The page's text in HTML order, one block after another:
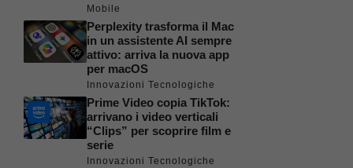
Mobile
Perplexity trasforma il Mac
in un assistente AI sempre
attivo: arriva la nuova app
per macOS
Innovazioni Tecnologiche
Prime Video copia TikTok:
arrivano i video verticali
“Clips” per scoprire film e
serie
Innovazioni Tecnologiche